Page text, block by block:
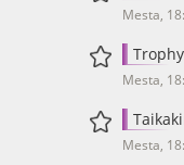
Mesta,
Mesta,
Mesta,